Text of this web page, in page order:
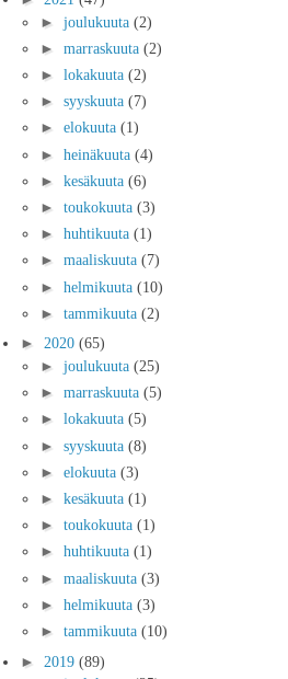
► joulukuuta (2)
► marraskuuta (2)
► lokakuuta (2)
► syyskuuta (7)
► elokuuta (1)
► heinäkuuta (4)
► kesäkuuta (6)
► toukokuuta (3)
► huhtikuuta (1)
► maaliskuuta (7)
► helmikuuta (10)
► tammikuuta (2)
► 2020 (65)
► joulukuuta (25)
► marraskuuta (5)
► lokakuuta (5)
► syyskuuta (8)
► elokuuta (3)
► kesäkuuta (1)
► toukokuuta (1)
► huhtikuuta (1)
► maaliskuuta (3)
► helmikuuta (3)
► tammikuuta (10)
► 2019 (89)